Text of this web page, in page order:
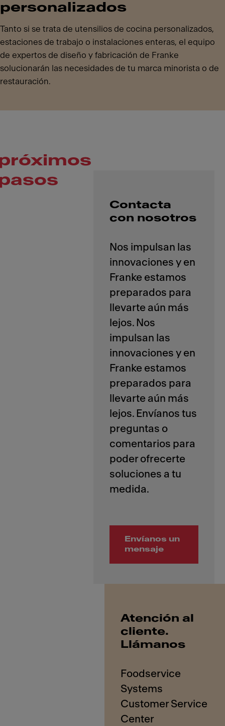
personalizados
Tanto si se trata de utensilios de cocina personalizados,
estaciones de trabajo o instalaciones enteras, el equipo
de expertos de diseño y fabricación de Franke
solucionarán las necesidades de tu marca minorista o de
restauración.
Contacta
con nosotros
Nos impulsan las
innovaciones y en
Franke estamos
preparados para
llevarte aún más
lejos. Nos
impulsan las
innovaciones y en
Franke estamos
preparados para
llevarte aún más
lejos. Envíanos tus
preguntas o
comentarios para
poder ofrecerte
soluciones a tu
Envíanos un
mensaje
Atención al
cliente.
Llámanos
Foodservice
Systems
Customer Service
Center